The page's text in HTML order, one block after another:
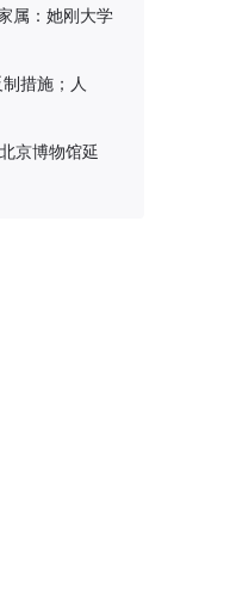
属：她刚大学
措施；人
京博物馆延